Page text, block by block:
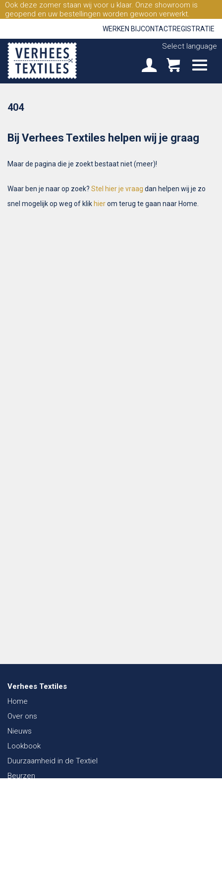
Ook deze zomer staan wij voor u klaar. Onze showroom is
geopend en uw bestellingen worden gewoon verwerkt.
WERKEN BIJCONTACTREGISTRATIE
Select language
404
Bij Verhees Textiles helpen wij je graag
Maar de pagina die je zoekt bestaat niet (meer)!
Waar ben je naar op zoek? Stel hier je vraag dan helpen wij je zo
snel mogelijk op weg of klik hierom terug te gaan naar Home.
Verhees Textiles
Home
Over ons
Nieuws
Lookbook
Duurzaamheid in de Textiel
Beurzen